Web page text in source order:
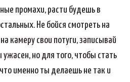
промахи, расти будешь в
Не бойся смотреть на
камеру свои потуги, записывай
но для того, чтобы стать
именно ты делаешь не так и